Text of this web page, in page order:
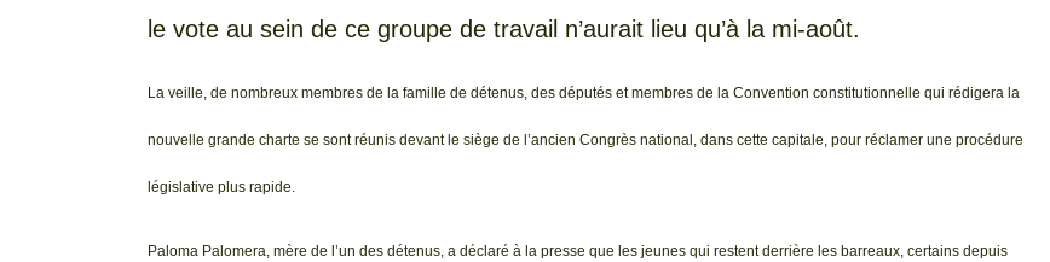
le vote au sein de ce groupe de travail n’aurait lieu qu’à la mi-août.
La veille, de nombreux membres de la famille de détenus, des députés et membres de la Convention constitutionnelle qui rédigera la
nouvelle grande charte se sont réunis devant le siège de l’ancien Congrès national, dans cette capitale, pour réclamer une procédure
législative plus rapide.
Paloma Palomera, mère de l’un des détenus, a déclaré à la presse que les jeunes qui restent derrière les barreaux, certains depuis